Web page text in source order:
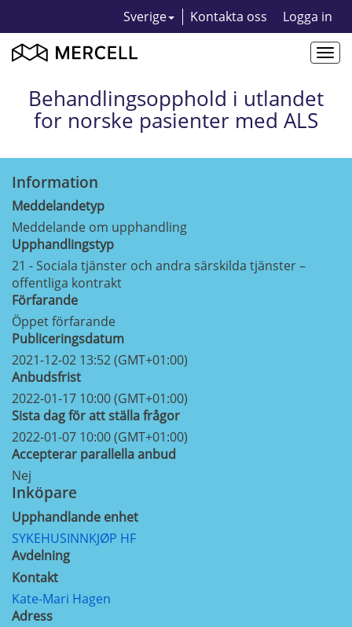
Sverige Kontakta oss Logga in
Behandlingsopphold i utlandet
for norske pasienter med ALS
Information
Meddelandetyp
Meddelande om upphandling
Upphandlingstyp
21 - Sociala tjänster och andra särskilda tjänster –
offentliga kontrakt
Förfarande
Öppet förfarande
Publiceringsdatum
2021-12-02 13:52 (GMT+01:00)
Anbudsfrist
2022-01-17 10:00 (GMT+01:00)
Sista dag för att ställa frågor
2022-01-07 10:00 (GMT+01:00)
Accepterar parallella anbud
Nej
Inköpare
Upphandlande enhet
SYKEHUSINNKJØP HF
Avdelning
Kontakt
Kate-Mari Hagen
Adress